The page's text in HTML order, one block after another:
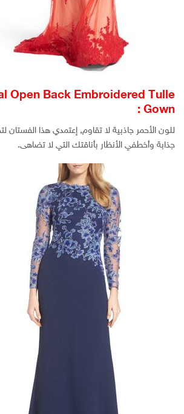
Open Back Embroidered Tulle
Gown :
للون الأحمر جاذبية لا تقاوم, إعتمدي هذا الفستان
جذابة وأخطفي الأنظار بأناقتك التي لا تضاهى.